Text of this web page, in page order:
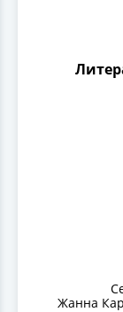
Жанна